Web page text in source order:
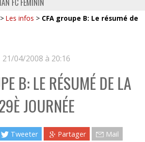
FC FÉMININ
> Les infos > CFA groupe B: Le résumé de
21/04/2008 à 20:16
B: LE RÉSUMÉ DE LA
JOURNÉE
Tweeter Partager Mail